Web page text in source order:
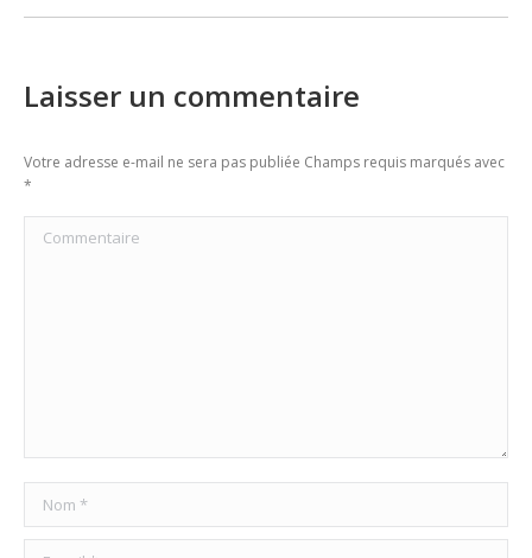
Laisser un commentaire
Votre adresse e-mail ne sera pas publiée Champs requis marqués avec
*
Commentaire
Nom *